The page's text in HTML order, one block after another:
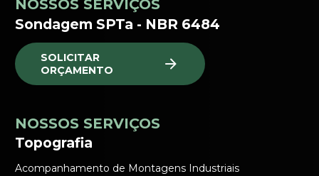
NOSSOS SERVIÇOS
Sondagem SPTa - NBR 6484
SOLICITAR
ORÇAMENTO
NOSSOS SERVIÇOS
Topografia
Acompanhamento de Montagens Industriais